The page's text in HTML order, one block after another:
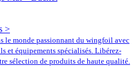
>
le monde passionnant du wingfoil avec
et équipements spécialisés. Libérez-
sélection de produits de haute qualité.